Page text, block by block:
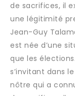
de sacrifices, il
une légitimité
Jean-Guy
est née d’une
que les
s’invitant dans
nôtre qui a